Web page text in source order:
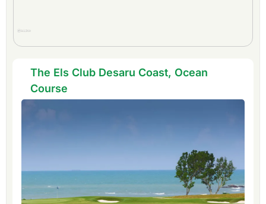
The Els Club Desaru Coast, Ocean
Course